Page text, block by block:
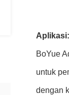
Aplikasi:
BoYue
untuk
dengan